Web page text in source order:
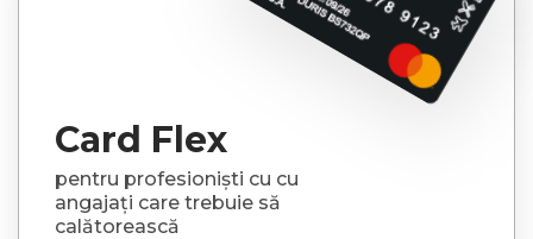
Card Flex
pentru profesioniști cu cu
angajați care trebuie să
calătorească